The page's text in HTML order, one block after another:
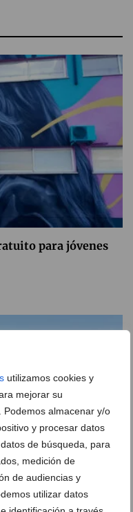
utilizamos cookies y
mejorar su
almacenar y/o
y procesar datos
de búsqueda, para
medición de
de audiencias y
utilizar datos
para jóvenes
de Atletismo